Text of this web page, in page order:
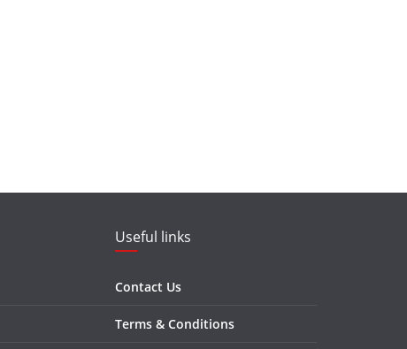
Useful links
Contact Us
Terms & Conditions